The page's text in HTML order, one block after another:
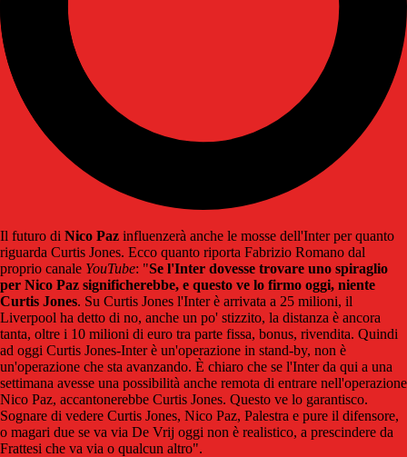
Il futuro di Nico Paz influenzerà anche le mosse dell'Inter per quanto
riguarda Curtis Jones. Ecco quanto riporta Fabrizio Romano dal
proprio canale YouTube: "Se l'Inter dovesse trovare uno spiraglio
per Nico Paz significherebbe, e questo ve lo firmo oggi, niente
Curtis Jones. Su Curtis Jones l'Inter è arrivata a 25 milioni, il
Liverpool ha detto di no, anche un po' stizzito, la distanza è ancora
tanta, oltre i 10 milioni di euro tra parte fissa, bonus, rivendita. Quindi
ad oggi Curtis Jones-Inter è un'operazione in stand-by, non è
un'operazione che sta avanzando. È chiaro che se l'Inter da qui a una
settimana avesse una possibilità anche remota di entrare nell'operazione
Nico Paz, accantonerebbe Curtis Jones. Questo ve lo garantisco.
Sognare di vedere Curtis Jones, Nico Paz, Palestra e pure il difensore,
o magari due se va via De Vrij oggi non è realistico, a prescindere da
Frattesi che va via o qualcun altro".